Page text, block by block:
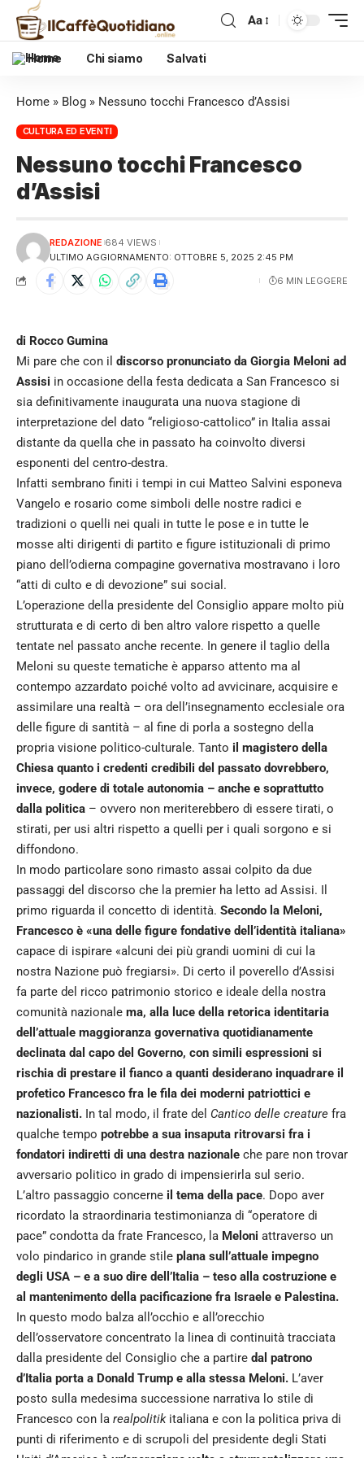
Aa
Home Chi siamo Salvati
Home » Blog » Nessuno tocchi Francesco d’Assisi
CULTURA ED EVENTI
Nessuno tocchi Francesco
d’Assisi
ULTIMO AGGIORNAMENTO: OTTOBRE 5, 2025 2:45 PM
REDAZIONE 684 VIEWS
6 MIN LEGGERE
di Rocco Gumina
Mi pare che con il discorso pronunciato da Giorgia Meloni ad
Assisi in occasione della festa dedicata a San Francesco si
sia definitivamente inaugurata una nuova stagione di
interpretazione del dato “religioso-cattolico” in Italia assai
distante da quella che in passato ha coinvolto diversi
esponenti del centro-destra.
Infatti sembrano finiti i tempi in cui Matteo Salvini esponeva
Vangelo e rosario come simboli delle nostre radici e
tradizioni o quelli nei quali in tutte le pose e in tutte le
mosse alti dirigenti di partito e figure istituzionali di primo
piano dell’odierna compagine governativa mostravano i loro
“atti di culto e di devozione” sui social.
L’operazione della presidente del Consiglio appare molto più
strutturata e di certo di ben altro valore rispetto a quelle
tentate nel passato anche recente. In genere il taglio della
Meloni su queste tematiche è apparso attento ma al
contempo azzardato poiché volto ad avvicinare, acquisire e
assimilare una realtà – ora dell’insegnamento ecclesiale ora
delle figure di santità – al fine di porla a sostegno della
propria visione politico-culturale. Tanto il magistero della
Chiesa quanto i credenti credibili del passato dovrebbero,
invece, godere di totale autonomia – anche e soprattutto
dalla politica – ovvero non meriterebbero di essere tirati, o
stirati, per usi altri rispetto a quelli per i quali sorgono e si
diffondono.
In modo particolare sono rimasto assai colpito da due
passaggi del discorso che la premier ha letto ad Assisi. Il
primo riguarda il concetto di identità. Secondo la Meloni,
Francesco è «una delle figure fondative dell’identità italiana»
capace di ispirare «alcuni dei più grandi uomini di cui la
nostra Nazione può fregiarsi». Di certo il poverello d’Assisi
fa parte del ricco patrimonio storico e ideale della nostra
comunità nazionale ma, alla luce della retorica identitaria
dell’attuale maggioranza governativa quotidianamente
declinata dal capo del Governo, con simili espressioni si
rischia di prestare il fianco a quanti desiderano inquadrare il
profetico Francesco fra le fila dei moderni patriottici e
nazionalisti. In tal modo, il frate del Cantico delle creature fra
qualche tempo potrebbe a sua insaputa ritrovarsi fra i
fondatori indiretti di una destra nazionale che pare non trovar
avversario politico in grado di impensierirla sul serio.
L’altro passaggio concerne il tema della pace. Dopo aver
ricordato la straordinaria testimonianza di “operatore di
pace” condotta da frate Francesco, la Meloni attraverso un
volo pindarico in grande stile plana sull’attuale impegno
degli USA – e a suo dire dell’Italia – teso alla costruzione e
al mantenimento della pacificazione fra Israele e Palestina.
In questo modo balza all’occhio e all’orecchio
dell’osservatore concentrato la linea di continuità tracciata
dalla presidente del Consiglio che a partire dal patrono
d’Italia porta a Donald Trump e alla stessa Meloni. L’aver
posto sulla medesima successione narrativa lo stile di
Francesco con la realpolitik italiana e con la politica priva di
punti di riferimento e di scrupoli del presidente degli Stati